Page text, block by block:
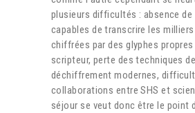
plusieurs difficultés : absence de
capables de transcrire les milliers
chiffrées par des glyphes propres
scripteur, perte des techniques de
déchiffrement modernes,
collaborations entre SHS et
séjour se veut donc être le point